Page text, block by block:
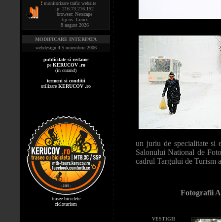
! monitorizare trafic website
ip: 216.73.216.152
browser: Netscape
tip os: Linux
8 august 2026
MODIFICARE INTERFATA
webdesign 4.5 noiembrie 2006
publicitate si reclame
pe KERUCOV .ro
(in curand)
termeni si conditii
utilizare KERUCOV .ro
trasee biciclete
cicloturism
un juriu de specialitate si
Salonului National de
cadrul Targului de Turism
Fotografii
VESTIGII